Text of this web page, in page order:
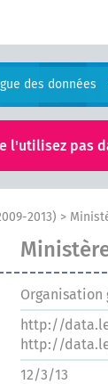
des données
l'utilisez pas
2013) >
Organisation
http://
http://
12/3/13